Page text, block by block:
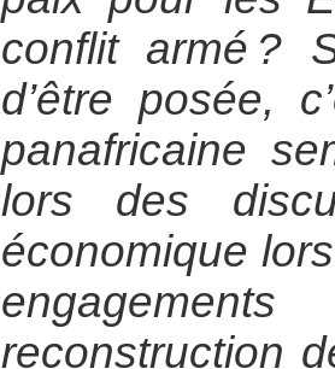
conflit armé ?
d’être posée,
panafricaine
lors des
économique
reconstruction